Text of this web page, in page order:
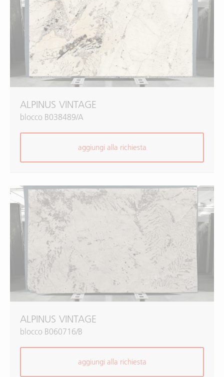
ALPINUS VINTAGE
blocco B038489/A
aggiungi alla richiesta
ALPINUS VINTAGE
blocco B060716/B
aggiungi alla richiesta